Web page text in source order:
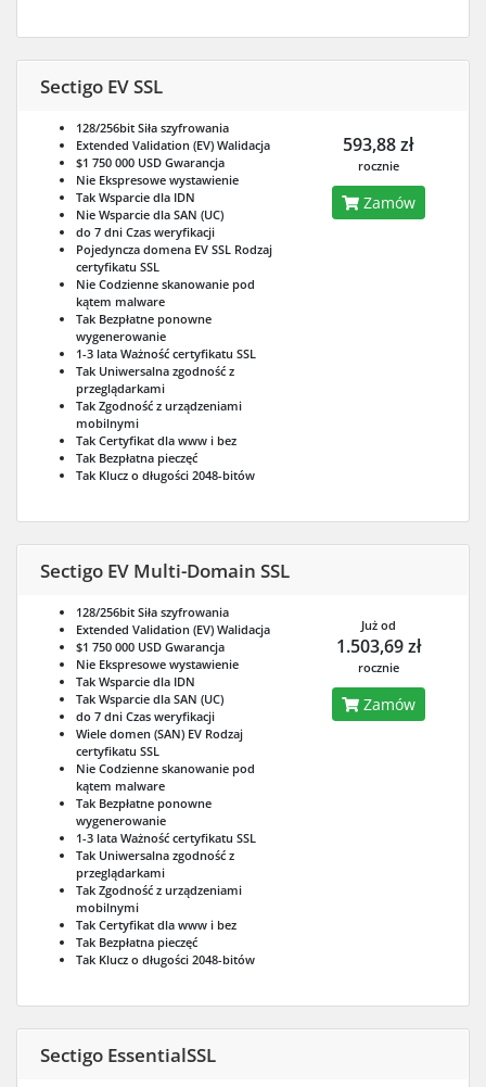
Sectigo EV SSL
128/256bit Siła szyfrowania
Extended Validation (EV) Walidacja
$1 750 000 USD Gwarancja
Nie Ekspresowe wystawienie
Tak Wsparcie dla IDN
Nie Wsparcie dla SAN (UC)
do 7 dni Czas weryfikacji
Pojedyncza domena EV SSL Rodzaj
certyfikatu SSL
Nie Codzienne skanowanie pod
kątem malware
Tak Bezpłatne ponowne
wygenerowanie
1-3 lata Ważność certyfikatu SSL
Tak Uniwersalna zgodność z
przeglądarkami
Tak Zgodność z urządzeniami
mobilnymi
Tak Certyfikat dla www i bez
Tak Bezpłatna pieczęć
Tak Klucz o długości 2048-bitów
593,88 zł
rocznie
Zamów
Sectigo EV Multi-Domain SSL
128/256bit Siła szyfrowania
Extended Validation (EV) Walidacja
$1 750 000 USD Gwarancja
Nie Ekspresowe wystawienie
Tak Wsparcie dla IDN
Tak Wsparcie dla SAN (UC)
do 7 dni Czas weryfikacji
Wiele domen (SAN) EV Rodzaj
certyfikatu SSL
Nie Codzienne skanowanie pod
kątem malware
Tak Bezpłatne ponowne
wygenerowanie
1-3 lata Ważność certyfikatu SSL
Tak Uniwersalna zgodność z
przeglądarkami
Tak Zgodność z urządzeniami
mobilnymi
Tak Certyfikat dla www i bez
Tak Bezpłatna pieczęć
Tak Klucz o długości 2048-bitów
Już od
1.503,69 zł
rocznie
Zamów
Sectigo EssentialSSL